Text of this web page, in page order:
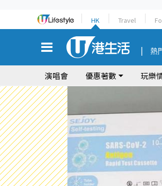
HK Travel
熱
演唱會 優惠著數 玩樂